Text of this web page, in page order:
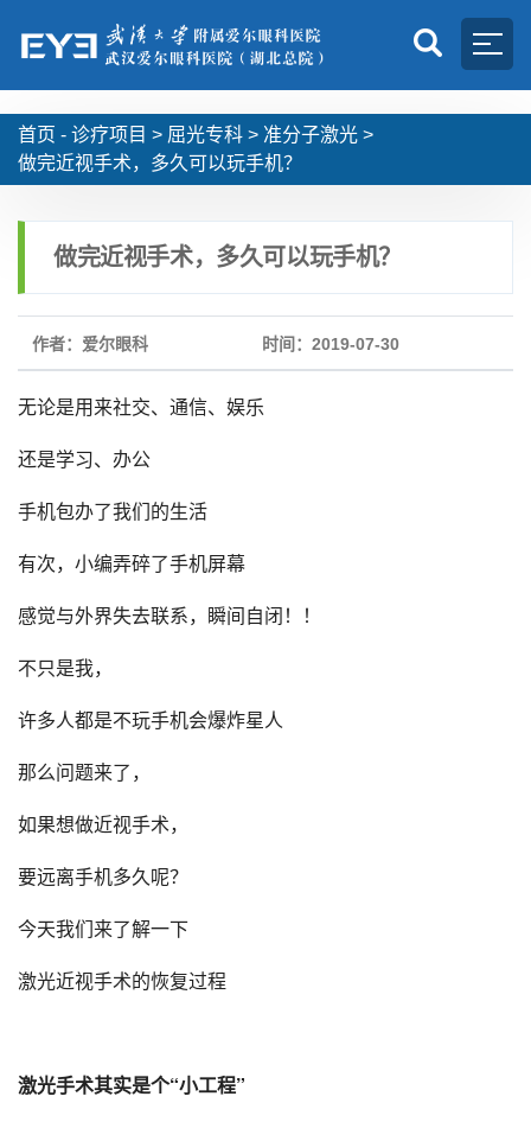
首页 - 诊疗项目 > 屈光专科 > 准分子激光 >
做完近视手术，多久可以玩手机？
做完近视手术，多久可以玩手机？
作者：爱尔眼科 时间：2019-07-30
无论是用来社交、通信、娱乐
还是学习、办公
手机包办了我们的生活
有次，小编弄碎了手机屏幕
感觉与外界失去联系，瞬间自闭！！
不只是我，
许多人都是不玩手机会爆炸星人
那么问题来了，
如果想做近视手术，
要远离手机多久呢？
今天我们来了解一下
激光近视手术的恢复过程
激光手术其实是个“小工程”